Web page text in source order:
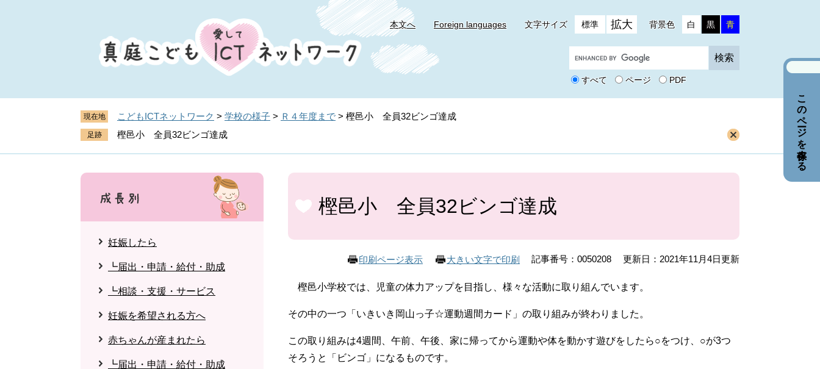
文
本文へ Foreign languages 文字サイズ 標準 拡大 背景色 白 黒 青
o
タ
すべて ページ PDF
現在地 こどもICTネットワーク > 学校の様子 > Ｒ４年度まで > 樫邑小 全員32ビンゴ達成
樫邑小 全員32ビンゴ達成
本
樫邑小 全員32ビンゴ達成
印刷ページ表示 大きい文字で印刷 記事番号：0050208 更新日：2021年11月4日更新
樫邑小学校では、児童の体力アップを目指し、様々な活動に取り組んでいます。
その中の一つ「いきいき岡山っ子☆運動週間カード」の取り組みが終わりました。
この取り組みは4週間、午前、午後、家に帰ってから運動や体を動かす遊びをしたら○をつけ、○が3つ
そろうと「ビンゴ」になるものです。
妊娠したら
┗届出・申請・給付・助成
┗相談・支援・サービス
妊娠を希望される方へ
赤ちゃんが産まれたら
┗届出・申請・給付・助成
このページを保存する